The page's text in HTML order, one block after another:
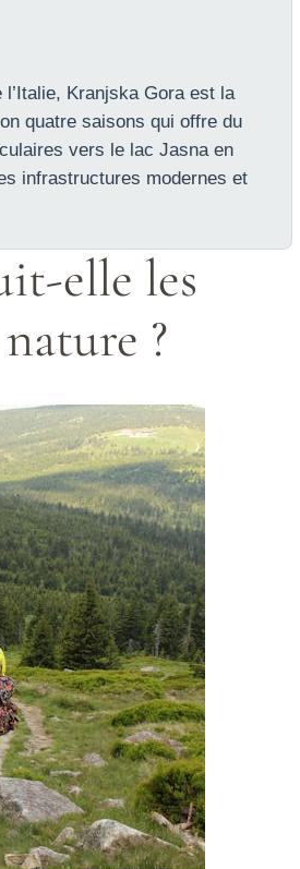
Kranjska Gora est la
quatre saisons qui offre du
vers le lac Jasna en
infrastructures modernes et
elle les
?